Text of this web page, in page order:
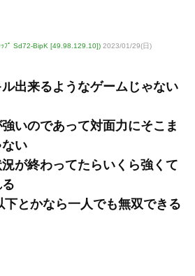
ﾌﾟ Sd72-BipK [49.98.129.10]) 2023/01/29(日)
出来るようなゲームじゃない
いのであって対面力にそこま
い
が終わってたらいくら強くて
とかなら一人でも無双できる